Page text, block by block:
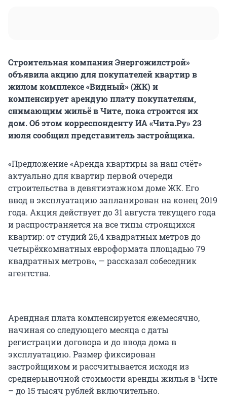
Строительная компания Энергожилстрой»
объявила акцию для покупателей квартир в
жилом комплексе «Видный» (ЖК) и
компенсирует арендую плату покупателям,
снимающим жильё в Чите, пока строится их
дом. Об этом корреспонденту ИА «Чита.Ру» 23
июля сообщил представитель застройщика.
«Предложение «Аренда квартиры за наш счёт»
актуально для квартир первой очереди
строительства в девятиэтажном доме ЖК. Его
ввод в эксплуатацию запланирован на конец 2019
года. Акция действует до 31 августа текущего года
и распространяется на все типы строящихся
квартир: от студий 26,4 квадратных метров до
четырёхкомнатных евроформата площадью 79
квадратных метров», — рассказал собеседник
агентства.
Арендная плата компенсируется ежемесячно,
начиная со следующего месяца с даты
регистрации договора и до ввода дома в
эксплуатацию. Размер фиксирован
застройщиком и рассчитывается исходя из
среднерыночной стоимости аренды жилья в Чите
– до 15 тысяч рублей включительно.